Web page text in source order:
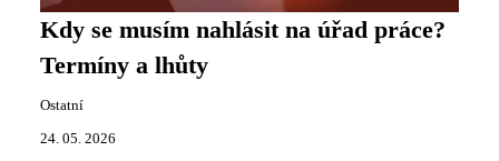
Kdy se musím nahlásit na úřad práce?
Termíny a lhůty
Ostatní
24. 05. 2026